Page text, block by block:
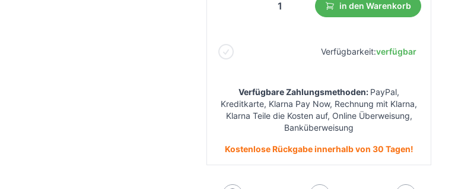
in den Warenkorb
Verfügbarkeit:verfügbar
Verfügbare Zahlungsmethoden: PayPal,
Kreditkarte, Klarna Pay Now, Rechnung mit Klarna,
Klarna Teile die Kosten auf, Online Überweisung,
Banküberweisung
Kostenlose Rückgabe innerhalb von 30 Tagen!